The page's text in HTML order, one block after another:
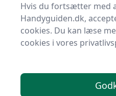
Diverse værktøj
Maskinskruestik
Find de
Hvis du fortsætter med
Handyguiden.dk,
cookies. Du kan læse
cookies i vores